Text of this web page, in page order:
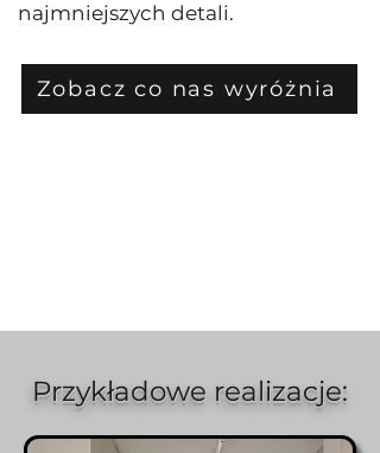
najmniejszych detali.
Zobacz co nas wyróżnia
Przykładowe realizacje: